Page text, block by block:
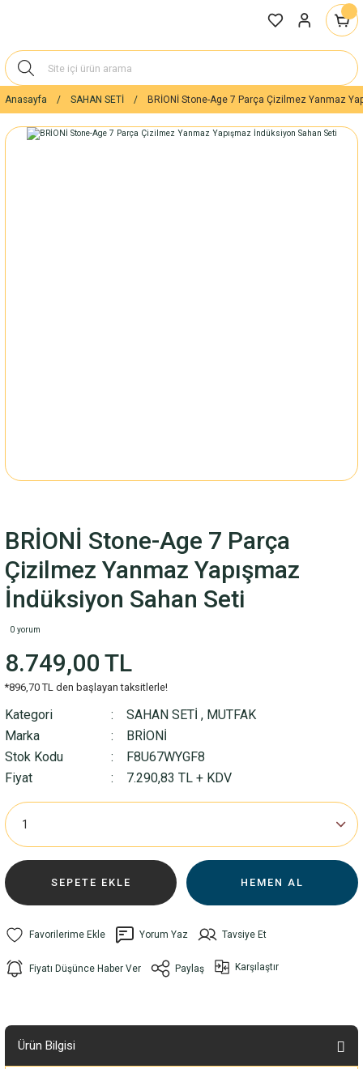
Anasayfa SAHAN SETİ BRİONİ Stone-Age 7 Parça Çizilmez Yanmaz
BRİONİ Stone-Age 7 Parça
Çizilmez Yanmaz Yapışmaz
İndüksiyon Sahan Seti
0 yorum
8.749,00 TL
*896,70 TL den başlayan taksitlerle!
Kategori SAHAN SETİ , MUTFAK
Marka
BRİONİ
Stok Kodu
F8U67WYGF8
Fiyat
7.290,83 TL + KDV
SEPETE EKLE HEMEN AL
Yorum Yaz Tavsiye Et
Fiyatı Düşünce Haber Ver Paylaş Karşılaştır
Ürün Bilgisi